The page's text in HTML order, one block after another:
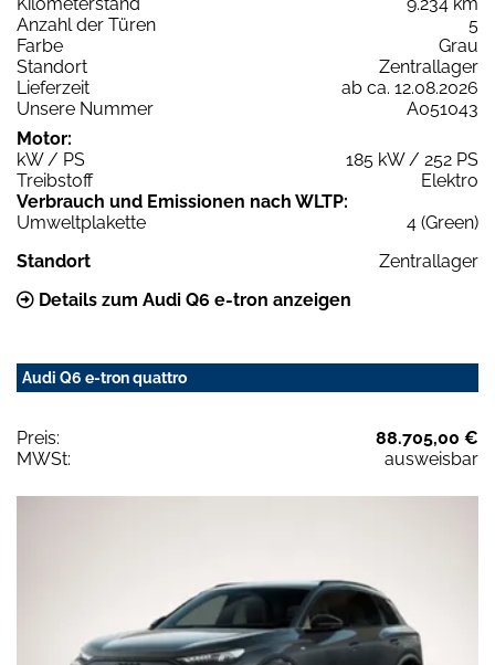
Anzahl der Türen
5
Farbe
Grau
Standort
Zentrallager
Lieferzeit
ab ca. 12.08.2026
Unsere Nummer
A051043
Motor:
kW / PS
185 kW / 252 PS
Treibstoff
Elektro
Verbrauch und Emissionen nach WLTP:
Umweltplakette
4 (Green)
Standort
Zentrallager
Details zum Audi Q6 e-tron anzeigen
Audi Q6 e-tron quattro
Preis:
88.705,00 €
MWSt:
ausweisbar